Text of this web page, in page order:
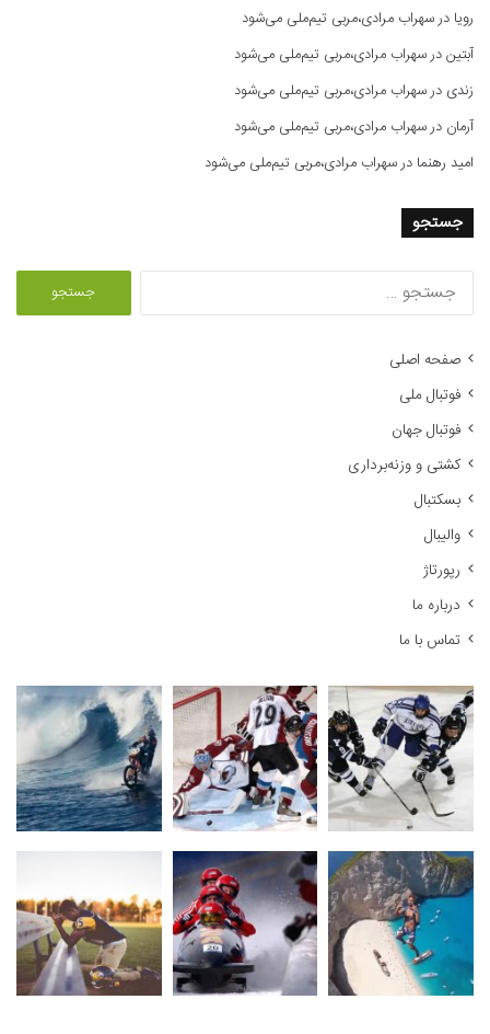
رویا درسهراب مرادی،مربی تیم‌ملی می‌شود
آبتیندرسهراب مرادی،مربی تیم‌ملی می‌شود
زندی درسهراب مرادی،مربی تیم‌ملی می‌شود
آرمان درسهراب مرادی،مربی تیم‌ملی می‌شود
امید رهنما درسهراب مرادی،مربی تیم‌ملی می‌شود
جستجو
صفحه اصلی
فوتبال ملی
فوتبال جهان
کشتی و وزنه‌برداری
بسکتبال
والیبال
رپورتاژ
درباره ما
تماس با ما